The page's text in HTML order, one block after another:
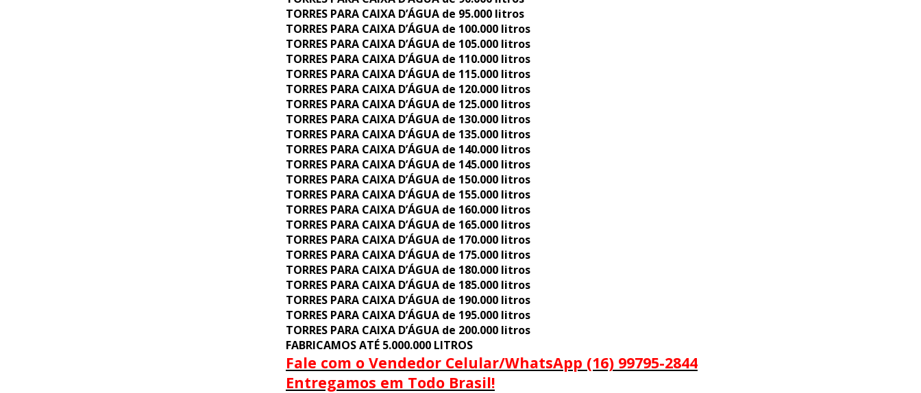
TORRES PARA CAIXA D’ÁGUA de 95.000 litros
TORRES PARA CAIXA D’ÁGUA de 100.000 litros
TORRES PARA CAIXA D’ÁGUA de 105.000 litros
TORRES PARA CAIXA D’ÁGUA de 110.000 litros
TORRES PARA CAIXA D’ÁGUA de 115.000 litros
TORRES PARA CAIXA D’ÁGUA de 120.000 litros
TORRES PARA CAIXA D’ÁGUA de 125.000 litros
TORRES PARA CAIXA D’ÁGUA de 130.000 litros
TORRES PARA CAIXA D’ÁGUA de 135.000 litros
TORRES PARA CAIXA D’ÁGUA de 140.000 litros
TORRES PARA CAIXA D’ÁGUA de 145.000 litros
TORRES PARA CAIXA D’ÁGUA de 150.000 litros
TORRES PARA CAIXA D’ÁGUA de 155.000 litros
TORRES PARA CAIXA D’ÁGUA de 160.000 litros
TORRES PARA CAIXA D’ÁGUA de 165.000 litros
TORRES PARA CAIXA D’ÁGUA de 170.000 litros
TORRES PARA CAIXA D’ÁGUA de 175.000 litros
TORRES PARA CAIXA D’ÁGUA de 180.000 litros
TORRES PARA CAIXA D’ÁGUA de 185.000 litros
TORRES PARA CAIXA D’ÁGUA de 190.000 litros
TORRES PARA CAIXA D’ÁGUA de 195.000 litros
TORRES PARA CAIXA D’ÁGUA de 200.000 litros
FABRICAMOS ATÉ 5.000.000 LITROS
Fale com o Vendedor Celular/WhatsApp (16) 99795-2844
Entregamos em Todo Brasil!